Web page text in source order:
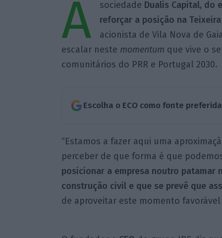
A sociedade Dualis Capital, do
reforçar a posição na
acionista de Vila Nova de
escalar neste momentum que vive o
comunitários do PRR e Portugal 2030.
Escolha o ECO como fonte
“Estamos a fazer aqui uma
perceber de que forma é que
posicionar a empresa noutro patamar
construção civil e que se prevê que
de aproveitar este momento favorável